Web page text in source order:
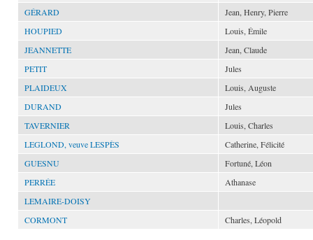
GÉRARD
Jean, Henry, Pierre
HOUPIED
Louis, Émile
JEANNETTE
Jean, Claude
PETIT
Jules
PLAIDEUX
Louis, Auguste
DURAND
Jules
TAVERNIER
Louis, Charles
LEGLOND, veuve LESPÈS
Catherine, Félicité
GUESNU
Fortuné, Léon
PERRÉE
Athanase
LEMAIRE-DOISY
CORMONT
Charles, Léopold